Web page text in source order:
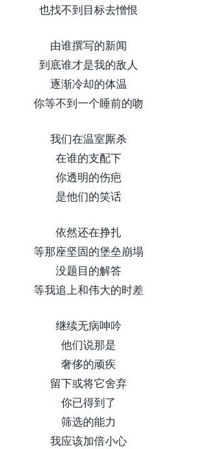
也找不到目标去憎恨
由谁撰写的新闻
到底谁才是我的敌人
逐渐冷却的体温
你等不到一个睡前的吻
我们在温室厮杀
在谁的支配下
你透明的伤疤
是他们的笑话
依然还在挣扎
等那座坚固的堡垒崩塌
没题目的解答
等我追上和伟大的时差
继续无病呻吟
他们说那是
奢侈的顽疾
留下或将它舍弃
你已得到了
筛选的能力
我应该加倍小心